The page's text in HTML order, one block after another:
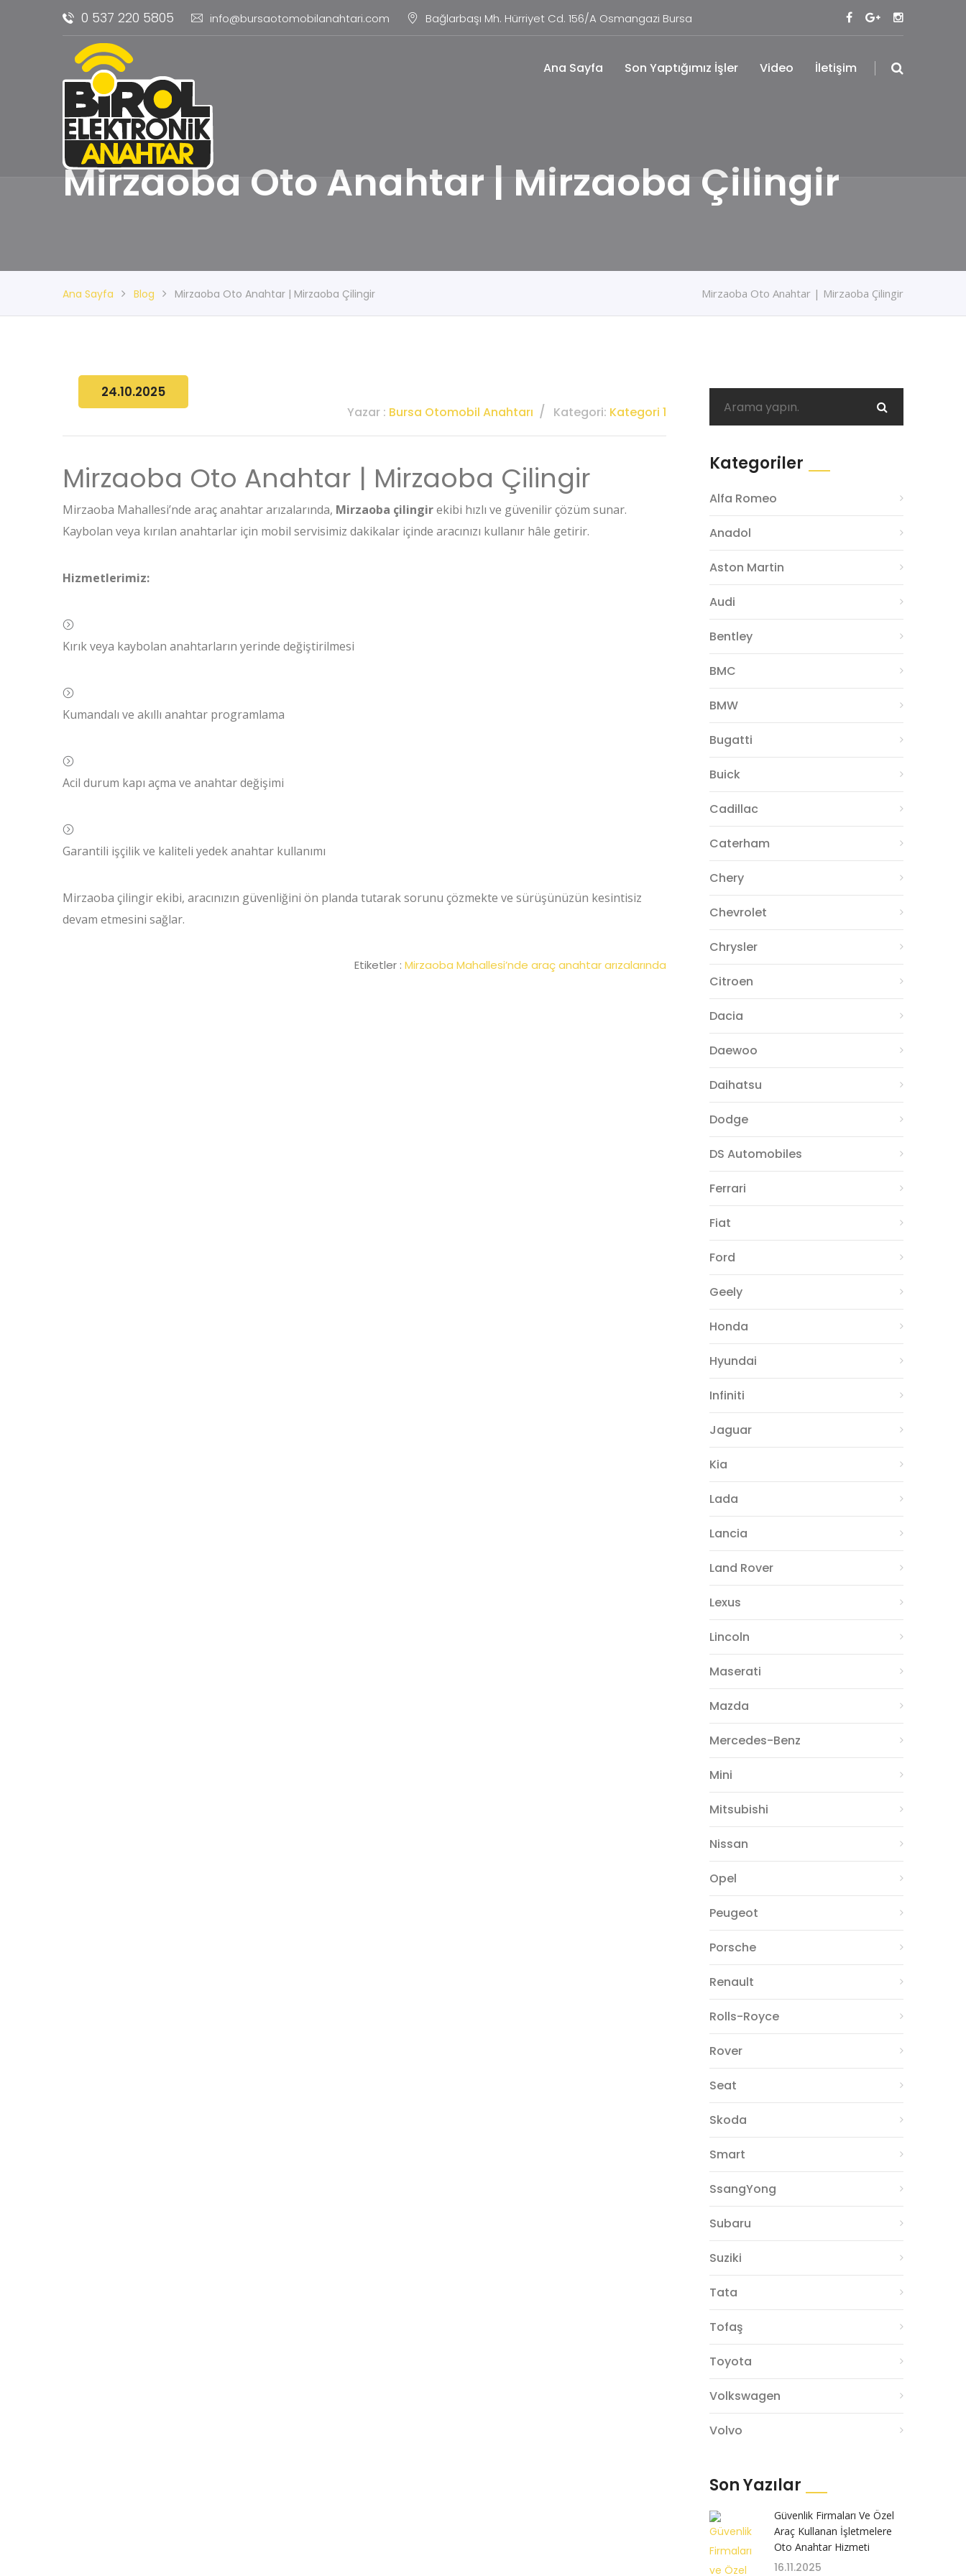
0 537 220 5805 info@bursaotomobilanahtari.com Bağlarbaşı Mh. Hürriyet Cd. 156/A Osmangazi Bursa
Ana Sayfa Son Yaptığımız İşler Video İletişim
Mirzaoba Oto Anahtar | Mirzaoba Çilingir
Ana Sayfa Blog Mirzaoba Oto Anahtar | Mirzaoba Çilingir Mirzaoba Oto Anahtar | Mirzaoba Çilingir
24.10.2025
Yazar : Bursa Otomobil Anahtarı Kategori: Kategori 1
Mirzaoba Oto Anahtar | Mirzaoba Çilingir
Mirzaoba Mahallesi’nde araç anahtar arızalarında, Mirzaoba çilingirekibi hızlı ve güvenilir çözüm sunar.
Kaybolan veya kırılan anahtarlar için mobil servisimiz dakikalar içinde aracınızı kullanır hâle getirir.
Hizmetlerimiz:
Kırık veya kaybolan anahtarların yerinde değiştirilmesi
Kumandalı ve akıllı anahtar programlama
Acil durum kapı açma ve anahtar değişimi
Garantili işçilik ve kaliteli yedek anahtar kullanımı
Mirzaoba çilingir ekibi, aracınızın güvenliğini ön planda tutarak sorunu çözmekte ve sürüşünüzün kesintisiz
devam etmesini sağlar.
Etiketler : Mirzaoba Mahallesi’nde araç anahtar arızalarında
Kategoriler
Alfa Romeo
Anadol
Aston Martin
Audi
Bentley
BMC
BMW
Bugatti
Buick
Cadillac
Caterham
Chery
Chevrolet
Chrysler
Citroen
Dacia
Daewoo
Daihatsu
Dodge
DS Automobiles
Ferrari
Fiat
Ford
Geely
Honda
Hyundai
Infiniti
Jaguar
Kia
Lada
Lancia
Land Rover
Lexus
Lincoln
Maserati
Mazda
Mercedes-Benz
Mini
Mitsubishi
Nissan
Opel
Peugeot
Porsche
Renault
Rolls-Royce
Rover
Seat
Skoda
Smart
SsangYong
Subaru
Suziki
Tata
Tofaş
Toyota
Volkswagen
Volvo
Son Yazılar
Güvenlik Firmaları Ve Özel
Araç Kullanan İşletmelere
Oto Anahtar Hizmeti
16.11.2025